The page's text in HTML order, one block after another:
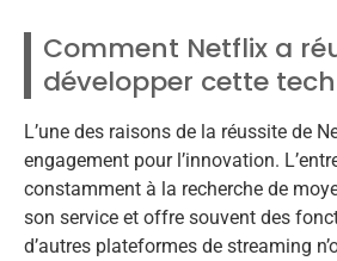
Comment Netflix a
développer cette
L’une des raisons de la réussite de
engagement pour l’innovation.
constamment à la recherche de
son service et offre souvent des
d’autres plateformes de streaming